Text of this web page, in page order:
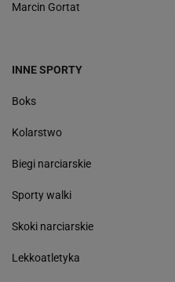
Marcin Gortat
INNE SPORTY
Boks
Kolarstwo
Biegi narciarskie
Sporty walki
Skoki narciarskie
Lekkoatletyka